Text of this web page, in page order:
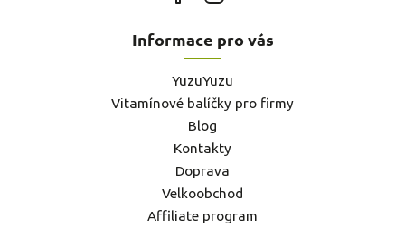
Informace pro vás
YuzuYuzu
Vitamínové balíčky pro firmy
Blog
Kontakty
Doprava
Velkoobchod
Affiliate program